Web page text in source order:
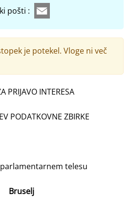
pošti :
je potekel. Vloge ni več
PRIJAVO INTERESA
PODATKOVNE ZBIRKE
telesu
Bruselj